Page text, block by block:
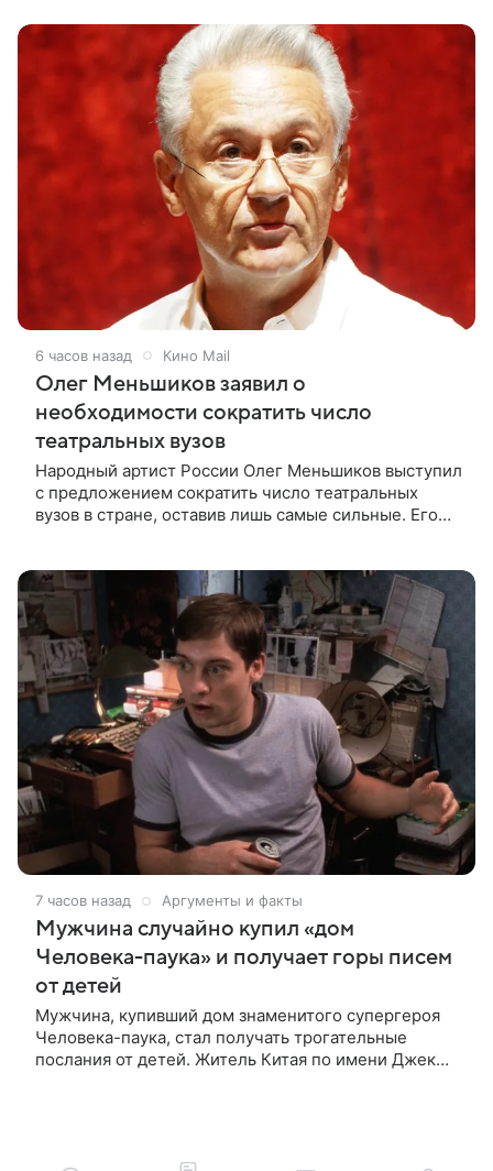
6 часов назад Кино Mail
Олег Меньшиков заявил о
необходимости сократить число
театральных вузов
Народный артист России Олег Меньшиков выступил
с предложением сократить число театральных
вузов в стране, оставив лишь самые сильные. Его
7 часов назад Аргументы и факты
Мужчина случайно купил «дом
Человека-паука» и получает горы писем
от детей
Мужчина, купивший дом знаменитого супергероя
Человека-паука, стал получать трогательные
послания от детей. Житель Китая по имени Джек